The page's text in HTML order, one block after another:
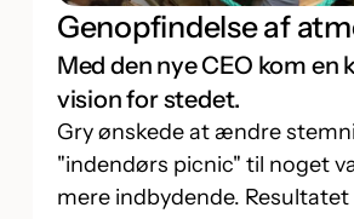
Genopfindelse af
Med den nye CEO kom en
vision for stedet.
Gry ønskede at ændre
"indendørs picnic" til noget
mere indbydende. Resultatet